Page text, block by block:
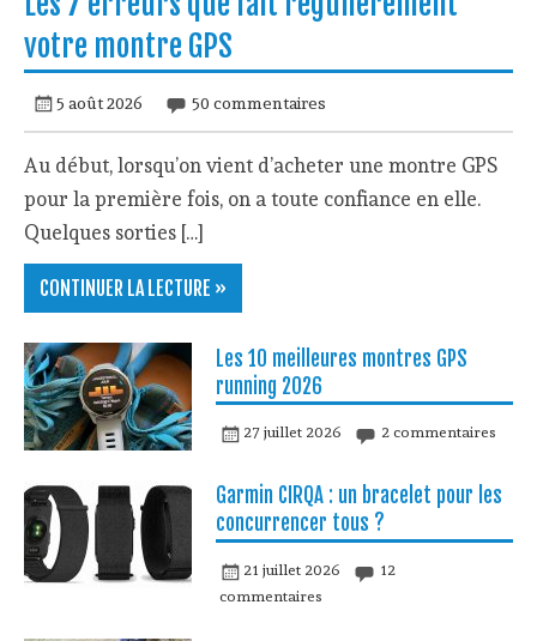
votre montre GPS
5 août 2026 50 commentaires
Au début, lorsqu’on vient d’acheter une montre GPS
pour la première fois, on a toute confiance en elle.
Quelques sorties […]
CONTINUER LA LECTURE »
Les 10 meilleures montres GPS
running 2026
27 juillet 2026 2 commentaires
Garmin CIRQA : un bracelet pour les
concurrencer tous ?
21 juillet 2026
12
commentaires